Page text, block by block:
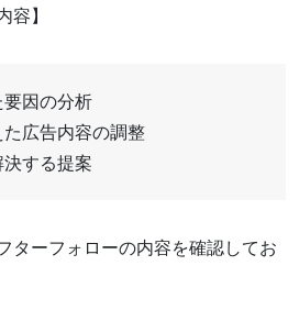
容】
因の分析
広告内容の調整
する提案
ターフォローの内容を確認してお